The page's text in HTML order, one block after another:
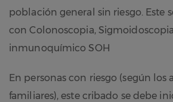
población general sin riesgo. Este
con Colonoscopia,
inmunoquímico SOH
En personas con riesgo (según los
familiares), este cribado se debe